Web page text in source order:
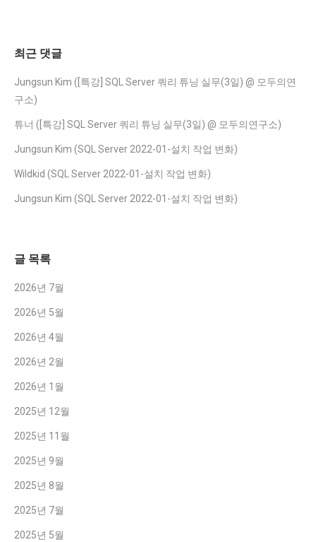
최근 댓글
Jungsun Kim ( [특강] SQL Server 쿼리 튜닝 실무(3일) @ 모두의연
구소)
튜너 ( [특강] SQL Server 쿼리 튜닝 실무(3일) @ 모두의연구소)
Jungsun Kim (SQL Server 2022-01-설치 작업 변화)
Wildkid (SQL Server 2022-01-설치 작업 변화)
Jungsun Kim (SQL Server 2022-01-설치 작업 변화)
글 목록
2026년 7월
2026년 5월
2026년 4월
2026년 2월
2026년 1월
2025년 12월
2025년 11월
2025년 9월
2025년 8월
2025년 7월
2025년 5월